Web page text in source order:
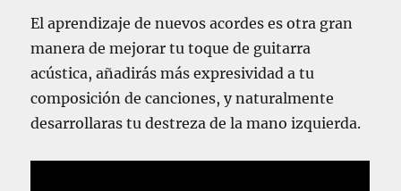
El aprendizaje de nuevos acordes es otra gran
manera de mejorar tu toque de guitarra
acústica, añadirás más expresividad a tu
composición de canciones, y naturalmente
desarrollaras tu destreza de la mano izquierda.